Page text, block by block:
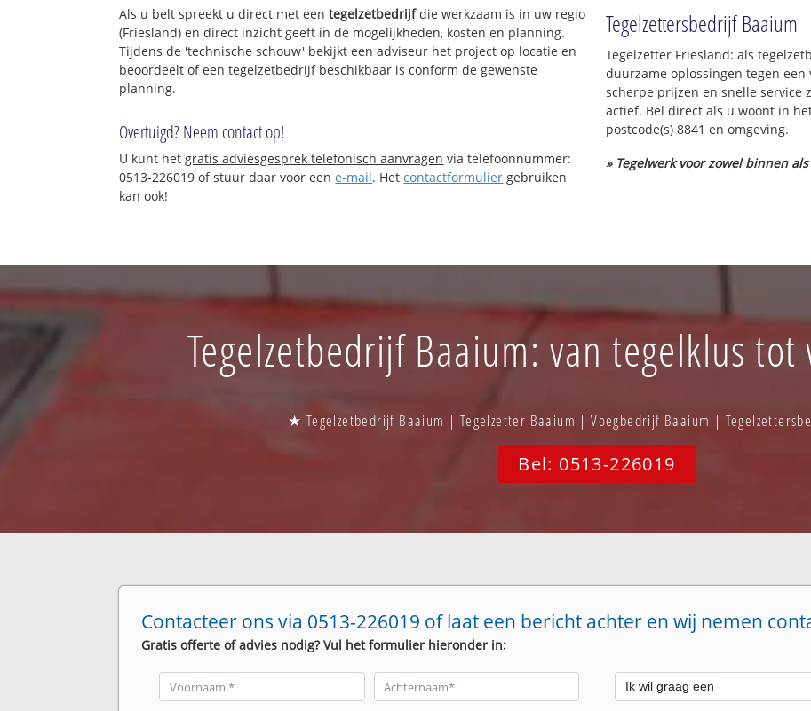
Als u belt spreekt u direct met eentegelzetbedrijfdie werkzaam is in uw regio
(Friesland) en direct inzicht geeft in de mogelijkheden, kosten en planning.
Tijdens de 'technische schouw' bekijkt een adviseur het project op locatie en
beoordeelt of een tegelzetbedrijf beschikbaar is conform de gewenste
planning.
Overtuigd? Neem contact op!
U kunt hetgratis adviesgesprek telefonisch aanvragen via telefoonnummer:
0513-226019 of stuur daar voor eene-mail. Hetcontactformulier gebruiken
kan ook!
Tegelzettersbedrijf Baaium
Tegelzetter Friesland: als
duurzame oplossingen tegen
scherpe prijzen en snelle service
actief. Bel direct als u woont in
postcode(s) 8841 en omgeving.
» Tegelwerk voor zowel binnen
Tegelzetbedrijf Baaium: van tegelklus
★ Tegelzetbedrijf Baaium | Tegelzetter Baaium | Voegbedrijf Baaium |
Bel: 0513-226019
Contacteer ons via 0513-226019 of laat een bericht achter en wij nemen
Gratis offerte of advies nodig? Vul het formulier hieronder in: